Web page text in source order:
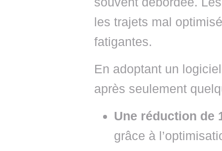
les trajets mal
fatigantes.
En adoptant un
après seulement
Une réduction de
grâce à